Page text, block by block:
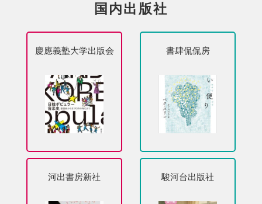
国内出版社
慶應義塾大学出版会 書肆侃侃房
河出書房新社 駿河台出版社